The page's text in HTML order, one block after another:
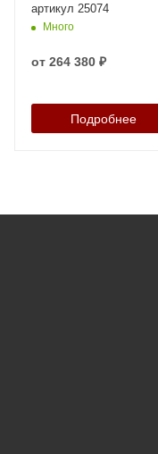
артикул 25074
Много
от 264 380 ₽
Подробнее